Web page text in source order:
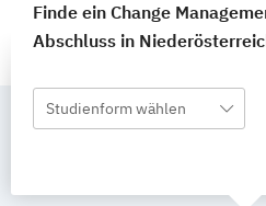
Finde ein Change
Abschluss in
Studienform wählen